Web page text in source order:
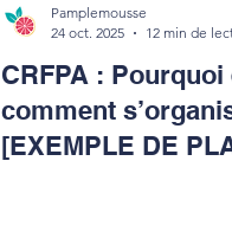
CRFPA : Pourquoi
comment
[EXEMPLE DE
Pamplemousse
24 oct. 2025
12 min de